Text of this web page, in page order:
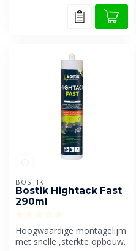
BOSTIK
Bostik Hightack Fast
290ml
Hoogwaardige montagelijm
met snelle ,sterkte opbouw.